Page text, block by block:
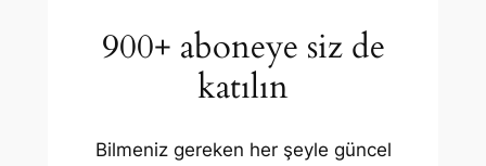
900+ aboneye siz de
katılın
Bilmeniz gereken her şeyle güncel